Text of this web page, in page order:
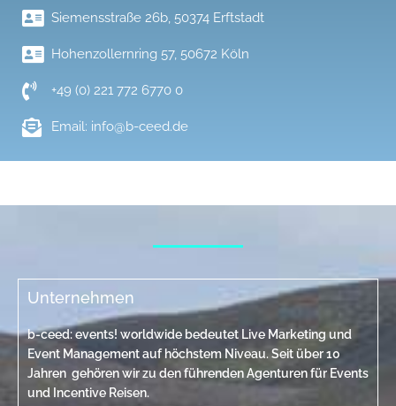
Siemensstraße 26b, 50374 Erftstadt
Hohenzollernring 57, 50672 Köln
+49 (0) 221 772 6770 0
Email: info@b-ceed.de
Unternehmen
b-ceed: events! worldwide bedeutet Live Marketing und
Event Management auf höchstem Niveau. Seit über 10
Jahren gehören wir zu den führenden Agenturen für Events
und Incentive Reisen.